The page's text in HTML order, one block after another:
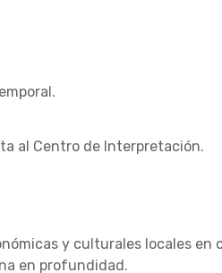
al Centro de Interpretación.
y culturales locales en
en profundidad.